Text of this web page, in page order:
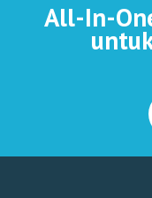
All-In-